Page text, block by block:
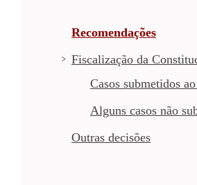
Recomendações
Fiscalização da
Casos submetidos
Alguns casos não
Outras decisões